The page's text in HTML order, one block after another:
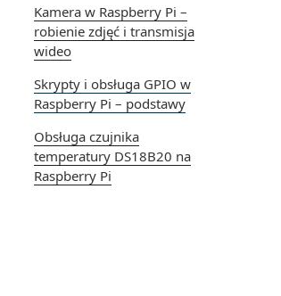
Kamera w Raspberry Pi –
robienie zdjęć i transmisja
wideo
Skrypty i obsługa GPIO w
Raspberry Pi – podstawy
Obsługa czujnika
temperatury DS18B20 na
Raspberry Pi